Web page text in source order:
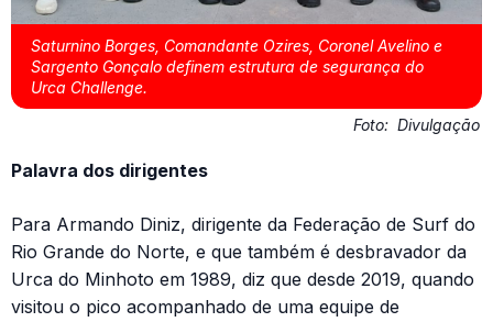
Saturnino Borges, Comandante Ozires, Coronel Avelino e
Sargento Gonçalo definem estrutura de segurança do
Urca Challenge.
Foto: Divulgação
Palavra dos dirigentes
Para Armando Diniz, dirigente da Federação de Surf do
Rio Grande do Norte, e que também é desbravador da
Urca do Minhoto em 1989, diz que desde 2019, quando
visitou o pico acompanhado de uma equipe de